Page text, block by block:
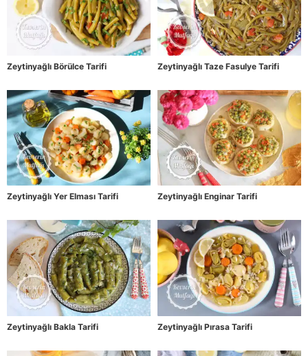
Zeytinyağlı Börülce Tarifi Zeytinyağlı Taze Fasulye Tarifi
Zeytinyağlı Yer Elması Tarifi Zeytinyağlı Enginar Tarifi
Zeytinyağlı Bakla Tarifi Zeytinyağlı Pırasa Tarifi